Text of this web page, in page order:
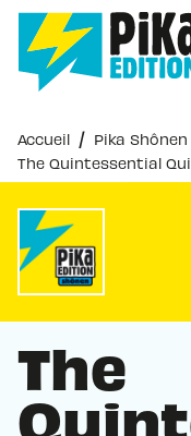
MENU
PIED DE PAGE
Accueil / Pika Shônen
The Quintessential
The